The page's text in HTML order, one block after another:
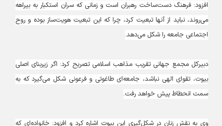
افزود: فرهنگ دست‌ساخت رهبران است و زمانی که سران استکبار به بیراهه
می‌روند، نباید از آنها تبعیت کرد، چرا که این تبعیت هویت‌ساز بوده و روح
اجتماعی جامعه را شکل می‌دهد.
دبیرکل مجمع جهانی تقریب مذاهب اسلامی تصریح کرد: اگر زیربنای اصلی
بیوت، تقوای الهی نباشد، جامعه‌ای طاغوتی و فرعونی شکل می‌گیرد که به
سمت انحطاط پیش خواهد رفت.
وی به نقش زنان در شکل‌گیری این بیوت اشاره کرد و افزود: خانواده‌ای که